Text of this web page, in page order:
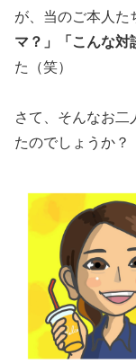
が、当のご本人た
マ？」「こんな対
た（笑）
さて、そんなお二
たのでしょうか？